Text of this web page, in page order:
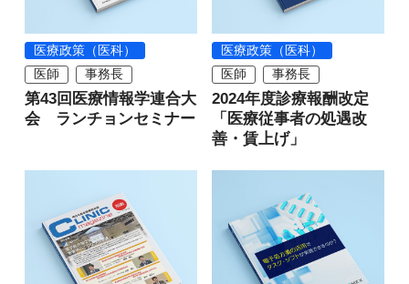
医療政策（医科）
医師
事務長
第43回医療情報学連合大
会 ランチョンセミナー
医療政策（医科）
医師
事務長
2024年度診療報酬改定
「医療従事者の処遇改
善・賃上げ」